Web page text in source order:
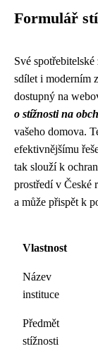
Formulář
Své
sdílet i moderním
dostupný na
o stížnosti na
vašeho domova.
efektivnějšímu
tak slouží k
prostředí v České
a může přispět k
Vlastnost
Název
instituce
Předmět
stížnosti